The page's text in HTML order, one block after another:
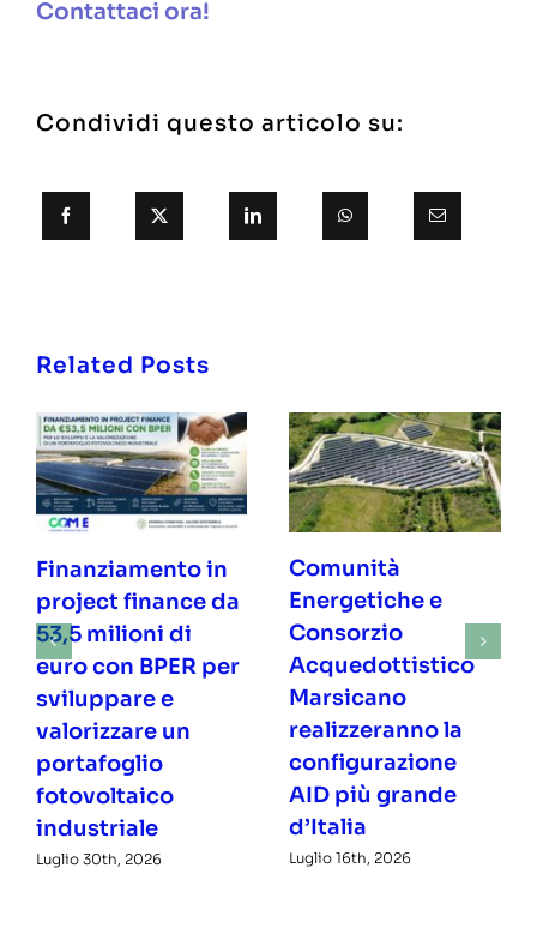
Contattaci ora!
Condividi questo articolo su:
Related Posts
Finanziamento in
project finance da
53,5 milioni di
euro con BPER per
sviluppare e
valorizzare un
portafoglio
fotovoltaico
industriale
Luglio 30th, 2026
Comunità
Energetiche e
Consorzio
Acquedottistico
Marsicano
realizzeranno la
configurazione
AID più grande
d’Italia
Luglio 16th, 2026